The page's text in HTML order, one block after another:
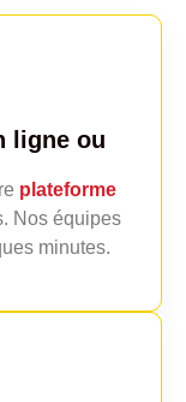
ligne ou
plateforme
Nos équipes
minutes.